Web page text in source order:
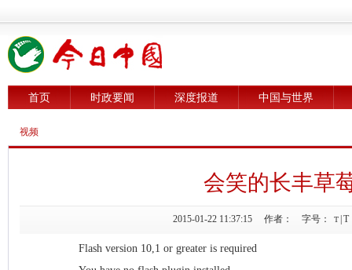
首页 时政要闻 深度报道 中国与世界
视频
会笑的长丰草
2015-01-22 11:37:15 作者： 字号： T T
Flash version 10,1 or greater is required